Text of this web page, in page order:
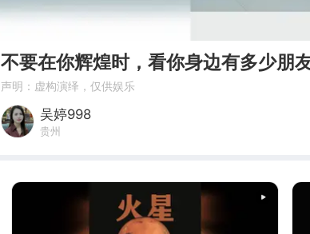
不要在你辉煌时，看你身边有多少朋
声明：虚构演绎，仅供娱乐
吴婷998
贵州